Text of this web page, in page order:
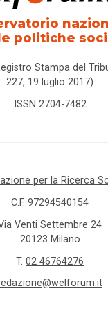
politiche
Stampa del
227, 19 luglio 2017)
ISSN 2704-7482
per la Ricerca
C.F. 97294540154
Venti Settembre 24
20123 Milano
T. 02 46764276